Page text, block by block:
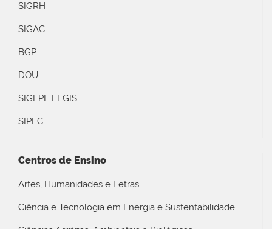
SIGRH
SIGAC
BGP
DOU
SIGEPE LEGIS
SIPEC
Centros de Ensino
Artes, Humanidades e Letras
Ciência e Tecnologia em Energia e Sustentabilidade